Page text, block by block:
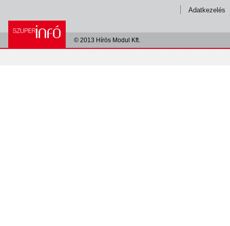
Adatkezelés
© 2013 Hírös Modul Kft.